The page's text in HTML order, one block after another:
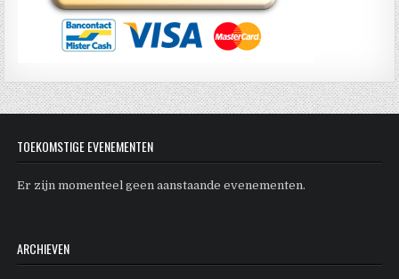
TOEKOMSTIGE EVENEMENTEN
Er zijn momenteel geen aanstaande evenementen.
ARCHIEVEN